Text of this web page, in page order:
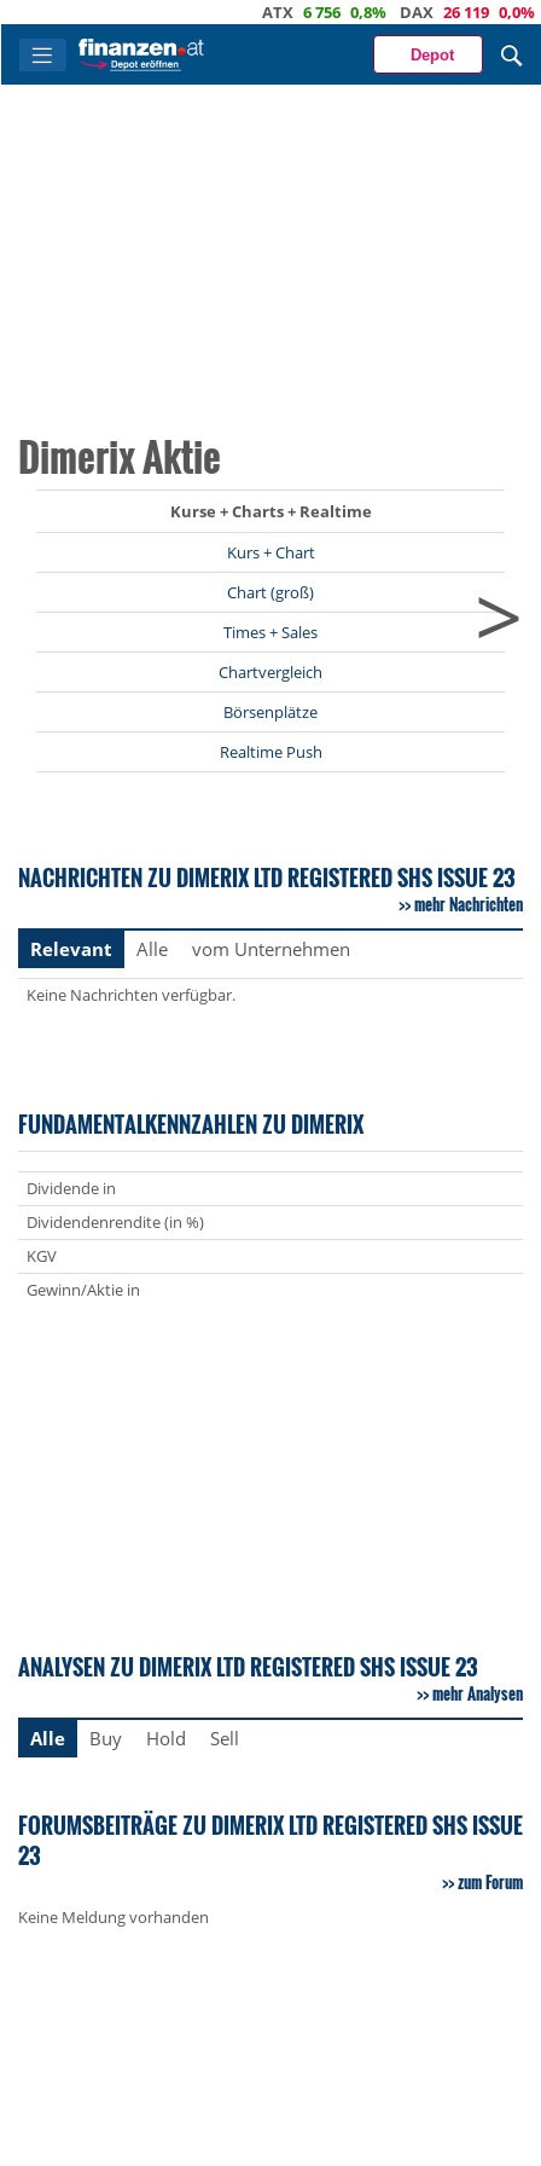
6 756 0,8% DAX 26 119 0,0%
Depot
Dimerix Aktie
Kurse + Charts + Realtime
Kurs + Chart
Chart (groß)
Times + Sales
Chartvergleich
Börsenplätze
Realtime Push
>
NACHRICHTEN ZU DIMERIX LTD REGISTERED SHS ISSUE 23
mehr Nachrichten
Relevant
Alle vom Unternehmen
Keine Nachrichten verfügbar.
FUNDAMENTALKENNZAHLEN ZU DIMERIX
Dividende in
Dividendenrendite (in %)
KGV
Gewinn/Aktie in
ANALYSEN ZU DIMERIX LTD REGISTERED SHS ISSUE 23
mehr Analysen
Alle
Buy Hold Sell
FORUMSBEITRÄGE ZU DIMERIX LTD REGISTERED SHS ISSUE
23
zum Forum
Keine Meldung vorhanden